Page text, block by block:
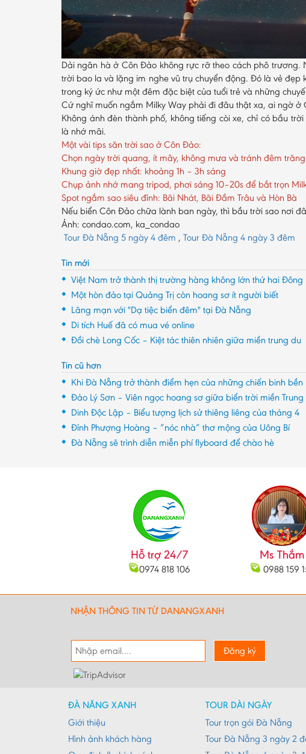
Dải ngân hà ở Côn Đảo không rực rỡ theo cách phô
trời bao la và lặng im nghe vũ trụ chuyển động. Đó là vẻ
trong ký ức như một đêm đặc biệt của tuổi trẻ và những
Cứ nghĩ muốn ngắm Milky Way phải đi đâu thật xa, ai ngờ
Không ánh đèn thành phố, không tiếng còi xe, chỉ có bầu
là nhớ mãi.
Một vài tips săn trời sao ở Côn Đảo:
Chọn ngày trời quang, ít mây, không mưa và tránh đêm
Khung giờ đẹp nhất: khoảng 1h – 3h sáng
Chụp ảnh nhớ mang tripod, phơi sáng 10–20s để bắt trọn
Spot ngắm sao siêu đỉnh: Bãi Nhát, Bãi Đầm Trâu và Hòn Bà
Nếu biển Côn Đảo chữa lành ban ngày, thì bầu trời sao nơi
Ảnh: condao.com, ka_condao
Tour Đà Nẵng 5 ngày 4 đêm , Tour Đà Nẵng 4 ngày 3 đêm
Tin mới
Việt Nam trở thành thị trường hàng không lớn thứ hai Đông
Một hòn đảo tại Quảng Trị còn hoang sơ ít người biết
Lãng mạn với "Dạ tiệc biển đêm" tại Đà Nẵng
Di tích Huế đã có mua vé online
Đồi chè Long Cốc – Kiệt tác thiên nhiên giữa miền trung du
Tin cũ hơn
Khi Đà Nẵng trở thành điểm hẹn của những chiến binh bền
Đảo Lý Sơn – Viên ngọc hoang sơ giữa biển trời miền Trung
Dinh Độc Lập – Biểu tượng lịch sử thiêng liêng của tháng 4
Đỉnh Phượng Hoàng – “nóc nhà” thơ mộng của Uông Bí
Đà Nẵng sẽ trình diễn miễn phí flyboard để chào hè
Hỗ trợ 24/7
0974 818 106
Ms Thắm
0988 159
NHẬN THÔNG TIN TỪ DANANGXANH
Đăng ký
ĐÀ NẴNG XANH
Giới thiệu
Hình ảnh khách hàng
TOUR DÀI NGÀY
Tour trọn gói Đà Nẵng
Tour Đà Nẵng 3 ngày 2